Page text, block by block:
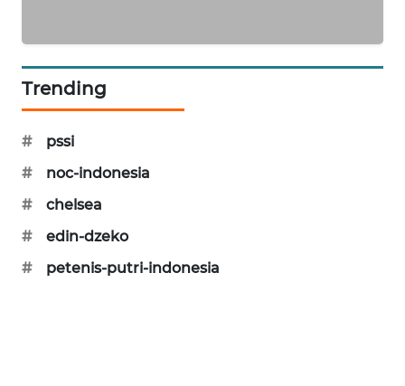
Trending
#
pssi
#
noc-indonesia
#
chelsea
#
edin-dzeko
#
petenis-putri-indonesia
FORWAMKI
ALPERKLINAS
TAMBANG
NEWS
SITUNGIR